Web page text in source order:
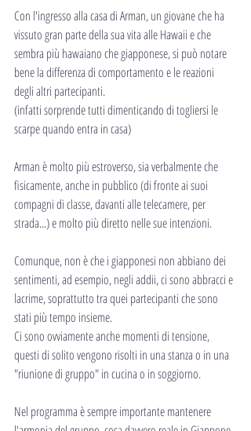
Con l'ingresso alla casa di Arman, un giovane che ha
vissuto gran parte della sua vita alle Hawaii e che
sembra più hawaiano che giapponese, si può notare
bene la differenza di comportamento e le reazioni
degli altri partecipanti.
(infatti sorprende tutti dimenticando di togliersi le
scarpe quando entra in casa)
Arman è molto più estroverso, sia verbalmente che
fisicamente, anche in pubblico (di fronte ai suoi
compagni di classe, davanti alle telecamere, per
strada...) e molto più diretto nelle sue intenzioni.
Comunque, non è che i giapponesi non abbiano dei
sentimenti, ad esempio, negli addii, ci sono abbracci e
lacrime, soprattutto tra quei partecipanti che sono
stati più tempo insieme.
Ci sono ovviamente anche momenti di tensione,
questi di solito vengono risolti in una stanza o in una
"riunione di gruppo" in cucina o in soggiorno.
Nel programma è sempre importante mantenere